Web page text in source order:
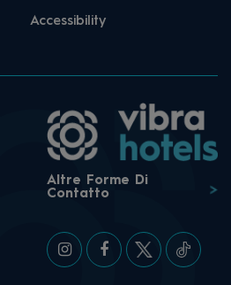
Accessibility
Altre Forme Di
Contatto